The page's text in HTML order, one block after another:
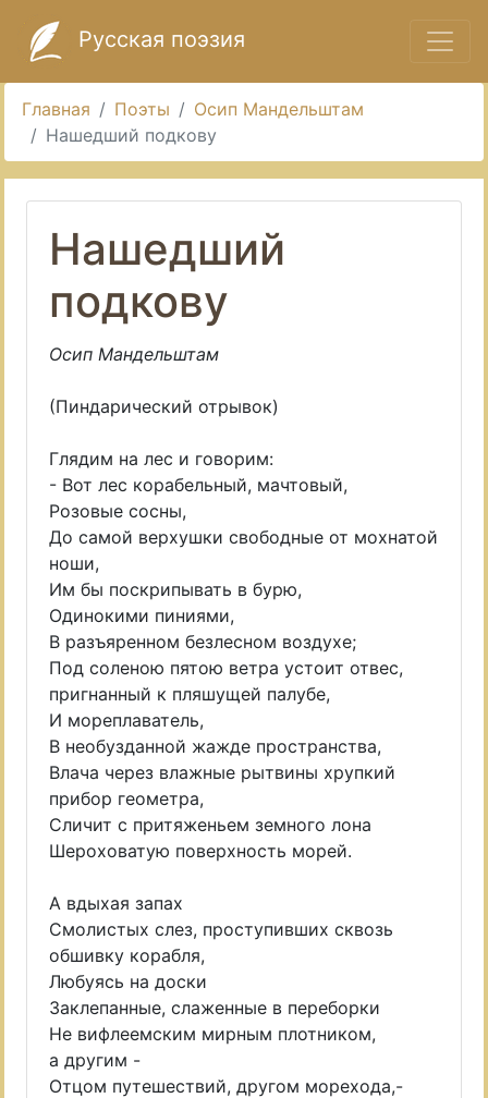
Русская поэзия
Главная Поэты
Осип Мандельштам
Нашедший подкову
Нашедший
подкову
Осип Мандельштам
(Пиндарический отрывок)
Глядим на лес и говорим:
- Вот лес корабельный, мачтовый,
Розовые сосны,
До самой верхушки свободные от мохнатой
ноши,
Им бы поскрипывать в бурю,
Одинокими пиниями,
В разъяренном безлесном воздухе;
Под соленою пятою ветра устоит отвес,
пригнанный к пляшущей палубе,
И мореплаватель,
В необузданной жажде пространства,
Влача через влажные рытвины хрупкий
прибор геометра,
Сличит с притяженьем земного лона
Шероховатую поверхность морей.
А вдыхая запах
Смолистых слез, проступивших сквозь
обшивку корабля,
Любуясь на доски
Заклепанные, слаженные в переборки
Не вифлеемским мирным плотником,
а другим -
Отцом путешествий, другом морехода,-